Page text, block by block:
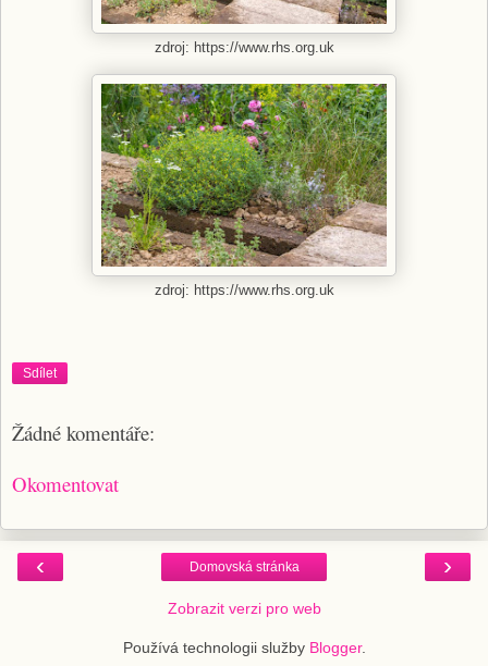
zdroj: https://www.rhs.org.uk
zdroj: https://www.rhs.org.uk
Sdílet
Žádné komentáře:
Okomentovat
‹ ›
Domovská stránka
Zobrazit verzi pro web
Používá technologii služby Blogger.